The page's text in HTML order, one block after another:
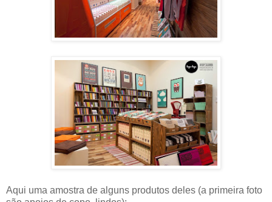
Aqui uma amostra de alguns produtos deles (a primeira foto